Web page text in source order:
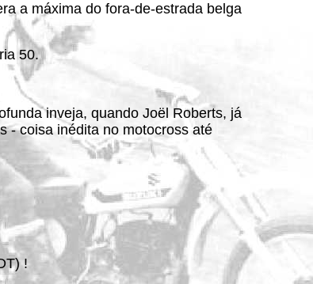
a máxima do fora-de-estrada belga
50.
inveja, quando Joël Roberts, já
- coisa inédita no motocross até
!